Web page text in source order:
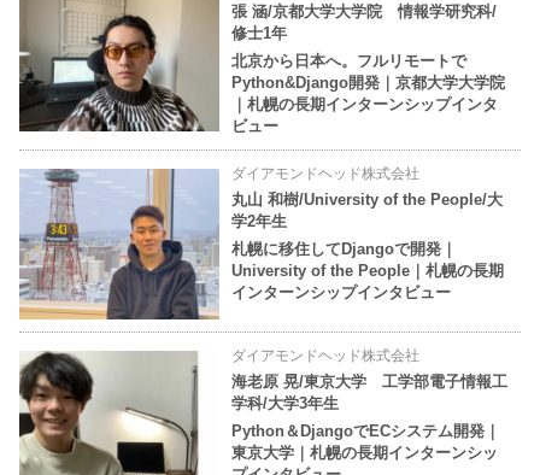
張 涵/京都大学大学院 情報学研究科/
修士1年
北京から日本へ。フルリモートで
Python&Django開発｜京都大学大学院
｜札幌の長期インターンシップインタ
ビュー
ダイアモンドヘッド株式会社
丸山 和樹/University of the People/大
学2年生
札幌に移住してDjangoで開発｜
University of the People｜札幌の長期
インターンシップインタビュー
ダイアモンドヘッド株式会社
海老原 晃/東京大学 工学部電子情報工
学科/大学3年生
Python＆DjangoでECシステム開発｜
東京大学｜札幌の長期インターンシッ